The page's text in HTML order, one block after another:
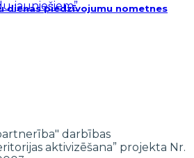
dienas piedzīvojumu nometnes
jauniešiem”
darbības
aktivizēšana” projekta Nr.